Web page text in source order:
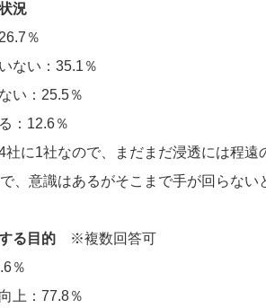
況
％
ない：35.1％
い：25.5％
：12.6％
社に1社なので、まだまだ浸透には程
、意識はあるがそこまで手が回らない
る目的 ※複数回答可
％
上：77.8％